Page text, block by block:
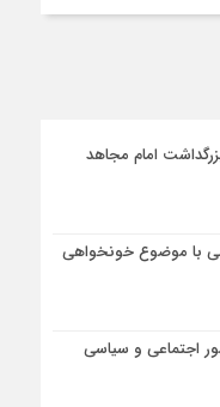
امام مجاهد
با موضوع خونخواهی
اجتماعی و سیاسی